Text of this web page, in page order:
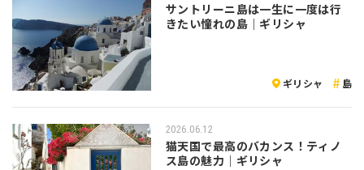
サントリーニ島は一生に一度は行
きたい憧れの島｜ギリシャ
ギリシャ 島
2026.06.12
猫天国で最高のバカンス！ティノ
ス島の魅力｜ギリシャ